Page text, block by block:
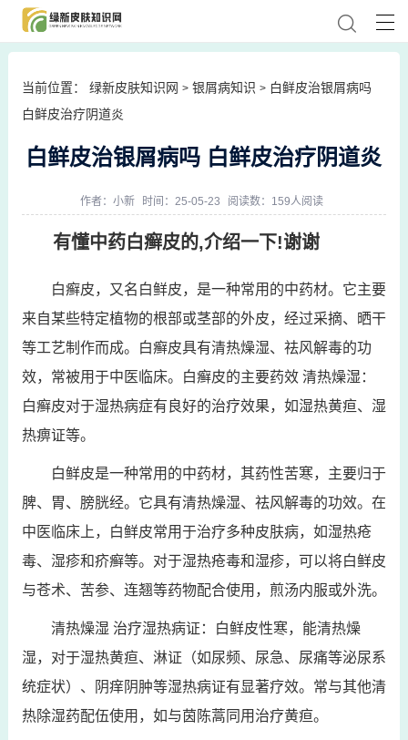
当前位置： 绿新皮肤知识网 > 银屑病知识 > 白鲜皮治银屑病吗
白鲜皮治疗阴道炎
白鲜皮治银屑病吗 白鲜皮治疗阴道炎
作者： 小新 时间：25-05-23 阅读数：159人阅读
有懂中药白癣皮的,介绍一下!谢谢
白癣皮，又名白鲜皮，是一种常用的中药材。它主要
来自某些特定植物的根部或茎部的外皮，经过采摘、晒干
等工艺制作而成。白癣皮具有清热燥湿、祛风解毒的功
效，常被用于中医临床。白癣皮的主要药效 清热燥湿：
白癣皮对于湿热病症有良好的治疗效果，如湿热黄疸、湿
热痹证等。
白鲜皮是一种常用的中药材，其药性苦寒，主要归于
脾、胃、膀胱经。它具有清热燥湿、祛风解毒的功效。在
中医临床上，白鲜皮常用于治疗多种皮肤病，如湿热疮
毒、湿疹和疥癣等。对于湿热疮毒和湿疹，可以将白鲜皮
与苍术、苦参、连翘等药物配合使用，煎汤内服或外洗。
清热燥湿 治疗湿热病证：白鲜皮性寒，能清热燥
湿，对于湿热黄疸、淋证（如尿频、尿急、尿痛等泌尿系
统症状）、阴痒阴肿等湿热病证有显著疗效。常与其他清
热除湿药配伍使用，如与茵陈蒿同用治疗黄疸。